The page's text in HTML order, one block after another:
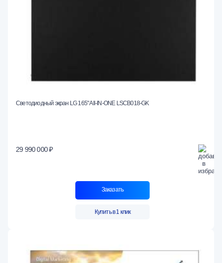
Светодиодный экран LG 165" All-IN-ONE LSCB018-GK
29 990 000 ₽
Заказать
Купить в 1 клик